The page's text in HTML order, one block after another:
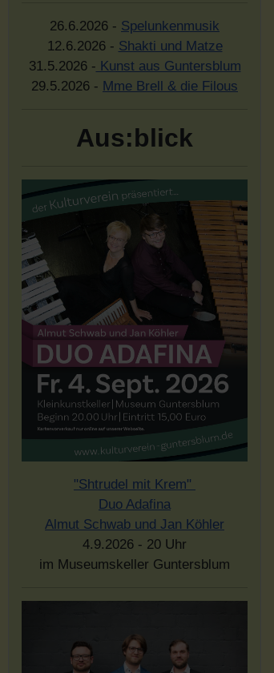
26.6.2026 - Spelunkenmusik
12.6.2026 - Shakti und Matze
31.5.2026 - Kunst aus Guntersblum
29.5.2026 - Mme Brell & die Filous
Aus:blick
"Shtrudel mit Krem"
Duo Adafina
Almut Schwab und Jan Köhler
4.9.2026 - 20 Uhr
im Museumskeller Guntersblum